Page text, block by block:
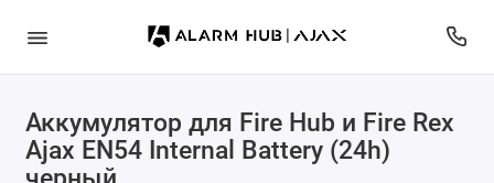
Аккумулятор для Fire Hub и Fire Rex
Ajax EN54 Internal Battery (24h)